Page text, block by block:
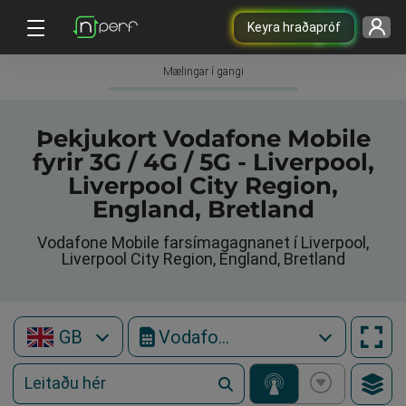
Keyra hraðapróf
Mælingar í gangi
Þekjukort Vodafone Mobile
fyrir 3G / 4G / 5G - Liverpool,
Liverpool City Region,
England, Bretland
Vodafone Mobile farsímagagnanet í Liverpool,
Liverpool City Region, England, Bretland
GB Vodafone Mobile